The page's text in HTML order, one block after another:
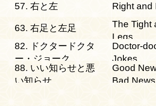
57. 右と左 Right and
63. 右足と左足
The Tight
Legs
82. ドクタードクタ
ー・ジョーク
Doctor-
Jokes
88. いい知らせと悪
い知らせ
Good
Bad News